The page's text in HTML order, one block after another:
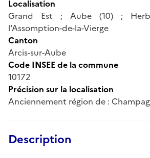
Localisation
Grand Est ; Aube (10) ;
l'Assomption-de-la-Vierge
Canton
Arcis-sur-Aube
Code INSEE de la commune
10172
Précision sur la localisation
Anciennement région de :
Description